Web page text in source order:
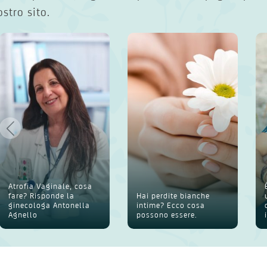
sito.
Atrofia Vaginale, cosa
fare? Risponde la
ginecologa Antonella
Agnello
Hai perdite bianche
intime? Ecco cosa
possono essere.